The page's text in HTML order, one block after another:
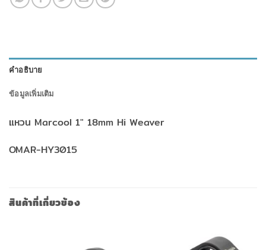
คำอธิบาย
ข้อมูลเพิ่มเติม
แหวน Marcool 1″ 18mm Hi Weaver
OMAR-HY3015
สินค้าที่เกี่ยวข้อง